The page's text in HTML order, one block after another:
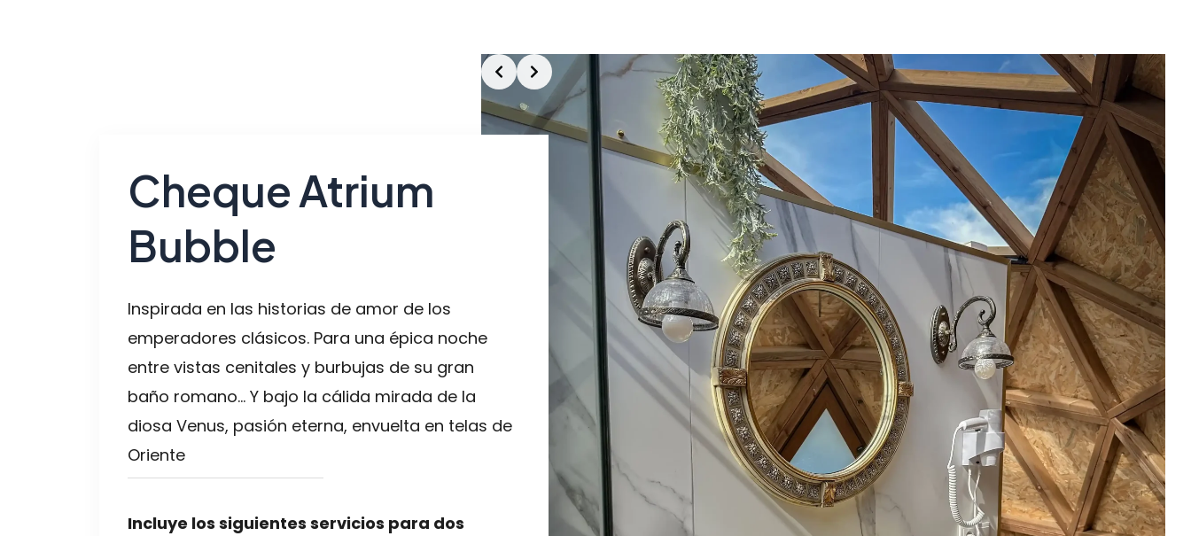
Cheque Atrium
Bubble
Inspirada en las historias de amor de los
emperadores clásicos. Para una épica noche
entre vistas cenitales y burbujas de su gran
baño romano… Y bajo la cálida mirada de la
diosa Venus, pasión eterna, envuelta en telas de
Oriente
Incluye los siguientes servicios para dos
Slide 3 of 3